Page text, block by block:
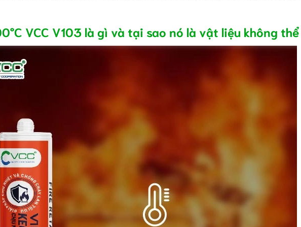
VCC V103 là gì và tại sao nó là vật liệu không